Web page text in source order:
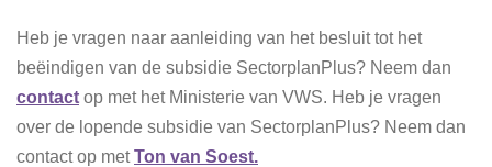
Heb je vragen naar aanleiding van het besluit tot het
beëindigen van de subsidie SectorplanPlus? Neem dan
contact op met het Ministerie van VWS. Heb je vragen
over de lopende subsidie van SectorplanPlus? Neem dan
contact op metTon van Soest.